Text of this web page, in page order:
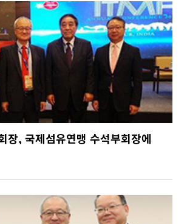
장, 국제섬유연맹 수석부회장에